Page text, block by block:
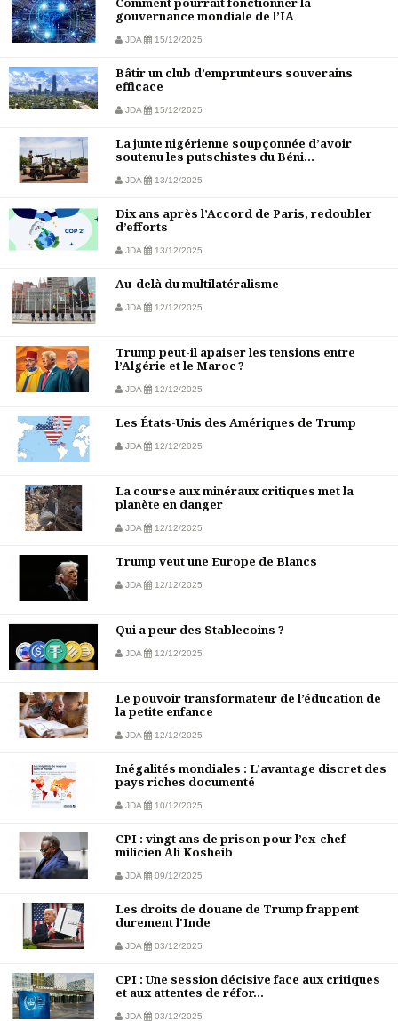
gouvernance mondiale de l’IA
JDA 15/12/2025
Bâtir un club d’emprunteurs souverains
efficace
JDA 15/12/2025
La junte nigérienne soupçonnée d’avoir
soutenu les putschistes du Béni...
JDA 13/12/2025
Dix ans après l’Accord de Paris, redoubler
d’efforts
JDA 13/12/2025
Au-delà du multilatéralisme
JDA 12/12/2025
Trump peut-il apaiser les tensions entre
l’Algérie et le Maroc ?
JDA 12/12/2025
Les États-Unis des Amériques de Trump
JDA 12/12/2025
La course aux minéraux critiques met la
planète en danger
JDA 12/12/2025
Trump veut une Europe de Blancs
JDA 12/12/2025
Qui a peur des Stablecoins ?
JDA 12/12/2025
Le pouvoir transformateur de l’éducation de
la petite enfance
JDA 12/12/2025
Inégalités mondiales : L’avantage discret des
pays riches documenté
JDA 10/12/2025
CPI : vingt ans de prison pour l’ex-chef
milicien Ali Kosheib
JDA 09/12/2025
Les droits de douane de Trump frappent
durement l'Inde
JDA 03/12/2025
CPI : Une session décisive face aux critiques
et aux attentes de réfor...
JDA 03/12/2025